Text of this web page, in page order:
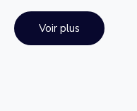
Voir plus